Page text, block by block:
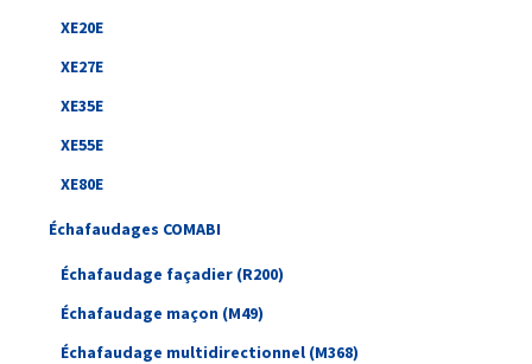
XE20E
XE27E
XE35E
XE55E
XE80E
Échafaudages COMABI
Échafaudage façadier (R200)
Échafaudage maçon (M49)
Échafaudage multidirectionnel (M368)